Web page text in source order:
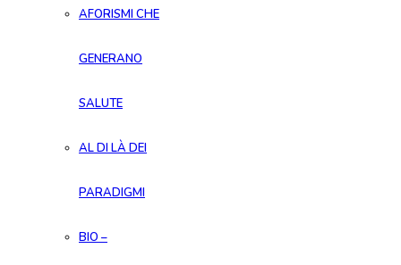
AFORISMI CHE
GENERANO
SALUTE
AL DI LÀ DEI
PARADIGMI
BIO –